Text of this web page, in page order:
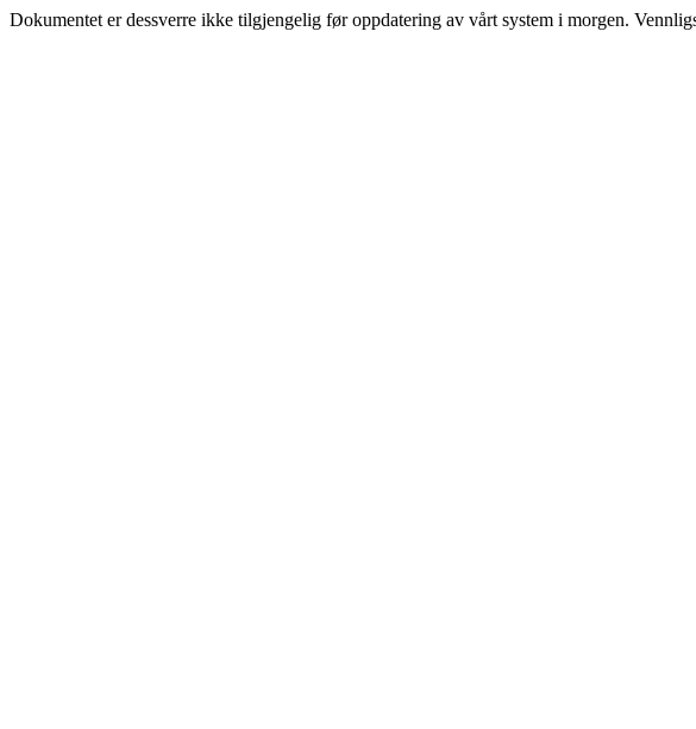
Dokumentet er dessverre ikke tilgjengelig før oppdatering av vårt system i morgen.